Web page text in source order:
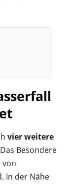
vier weitere
Besondere
von
In der Nähe